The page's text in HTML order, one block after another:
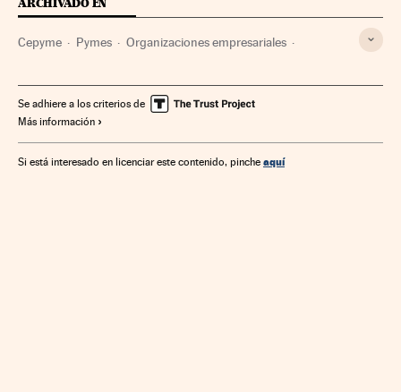
ARCHIVADO EN
Cepyme Pymes Organizaciones empresariales
Se adhiere a los criterios de
Más información
Si está interesado en licenciar este contenido, pinche aquí